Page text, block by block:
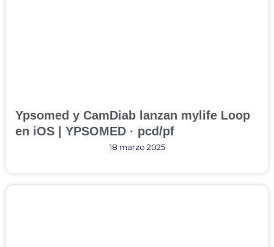
Ypsomed y CamDiab lanzan mylife Loop
en iOS | YPSOMED · pcd/pf
18 marzo 2025